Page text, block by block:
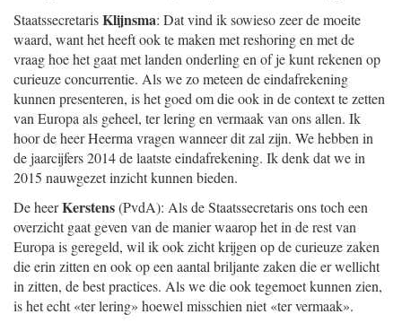
StaatssecretarisKlijnsma: Dat vind ik sowieso zeer de moeite
waard, want het heeft ook te maken met reshoring en met de
vraag hoe het gaat met landen onderling en of je kunt rekenen op
curieuze concurrentie. Als we zo meteen de eindafrekening
kunnen presenteren, is het goed om die ook in de context te zetten
van Europa als geheel, ter lering en vermaak van ons allen. Ik
hoor de heer Heerma vragen wanneer dit zal zijn. We hebben in
de jaarcijfers 2014 de laatste eindafrekening. Ik denk dat we in
2015 nauwgezet inzicht kunnen bieden.
De heerKerstens(PvdA): Als de Staatssecretaris ons toch een
overzicht gaat geven van de manier waarop het in de rest van
Europa is geregeld, wil ik ook zicht krijgen op de curieuze zaken
die erin zitten en ook op een aantal briljante zaken die er wellicht
in zitten, de best practices. Als we die ook tegemoet kunnen zien,
is het echt «ter lering» hoewel misschien niet «ter vermaak».